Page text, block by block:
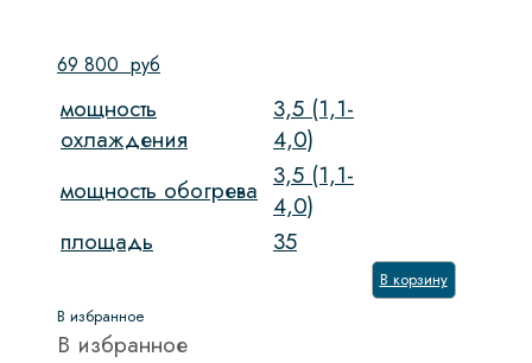
69 800 руб
мощность
охлаждения
3,5 (1,1-
4,0)
мощность обогрева 3,5 (1,1-
4,0)
площадь
35
В корзину
В избранное
В избранное